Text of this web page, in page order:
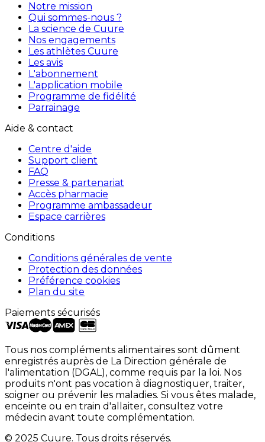
Notre mission
Qui sommes-nous ?
La science de Cuure
Nos engagements
Les athlètes Cuure
Les avis
L'abonnement
L'application mobile
Programme de fidélité
Parrainage
Aide & contact
Centre d'aide
Support client
FAQ
Presse & partenariat
Accès pharmacie
Programme ambassadeur
Espace carrières
Conditions
Conditions générales de vente
Protection des données
Préférence cookies
Plan du site
Paiements sécurisés
Tous nos compléments alimentaires sont dûment
enregistrés auprès de La Direction générale de
l'alimentation (DGAL), comme requis par la loi. Nos
produits n'ont pas vocation à diagnostiquer, traiter,
soigner ou prévenir les maladies. Si vous êtes malade,
enceinte ou en train d'allaiter, consultez votre
médecin avant toute complémentation.
© 2025 Cuure. Tous droits réservés.